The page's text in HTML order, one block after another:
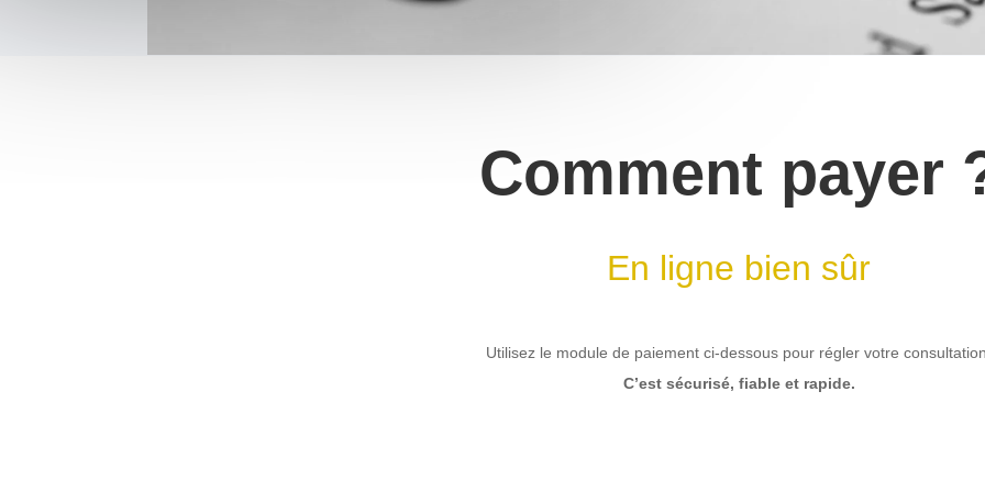
Comment payer
En ligne bien sûr
Utilisez le module de paiement ci-dessous pour régler votre
C’est sécurisé, fiable et rapide.